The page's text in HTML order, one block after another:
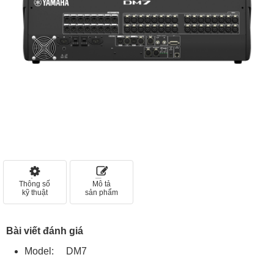
Thông số
kỹ thuật
Mô tả
sản phẩm
Bài viết đánh giá
Model: DM7